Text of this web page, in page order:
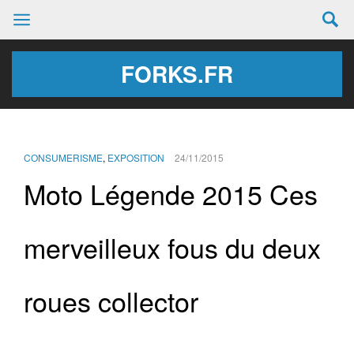
FORKS.FR
CONSUMERISME, EXPOSITION 24/11/2015
Moto Légende 2015 Ces
merveilleux fous du deux
roues collector